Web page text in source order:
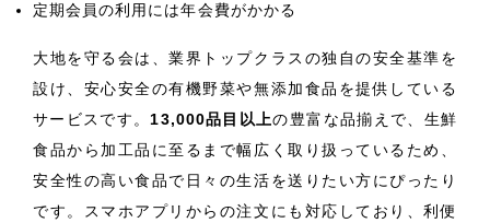
定期会員の利用には年会費がかかる
大地を守る会は、業界トップクラスの独自の安全基準を
設け、安心安全の有機野菜や無添加食品を提供している
サービスです。 13,000品目以上の豊富な品揃えで、生鮮
食品から加工品に至るまで幅広く取り扱っているため、
安全性の高い食品で日々の生活を送りたい方にぴったり
です。スマホアプリからの注文にも対応しており、利便